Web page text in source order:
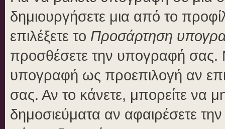
δημιουργήσετε μια από το
επιλέξετε το Προσάρτηση
προσθέσετε την υπογραφή σας.
υπογραφή ως προεπιλογή αν
σας. Αν το κάνετε, μπορείτε να
δημοσιεύματα αν αφαιρέσετε